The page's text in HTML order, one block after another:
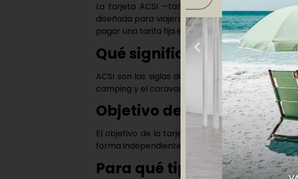
La tarjeta ACSI —también conocida como
diseñada para viajeros que se alojan en
pagar una tarifa fija especial por noche en
más
Qué significa ACSI
ACSI son las siglas de Auto Camper Service
camping y el caravaning que ofrece esta guía y
Objetivo de la tarjeta
El objetivo de la tarjeta ACSI es ofrecer
forma independiente a mantener bajo control
Para qué tipo de viajeros